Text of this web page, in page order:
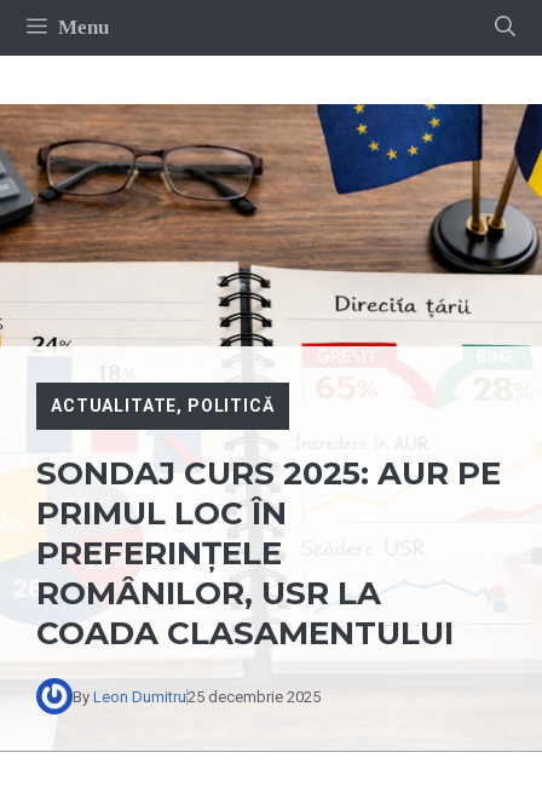
Sari
Menu
ACTUALITATE, POLITICĂ
SONDAJ CURS 2025: AUR PE
PRIMUL LOC ÎN
PREFERINȚELE
ROMÂNILOR, USR LA
COADA CLASAMENTULUI
By Leon Dumitru25 decembrie 2025